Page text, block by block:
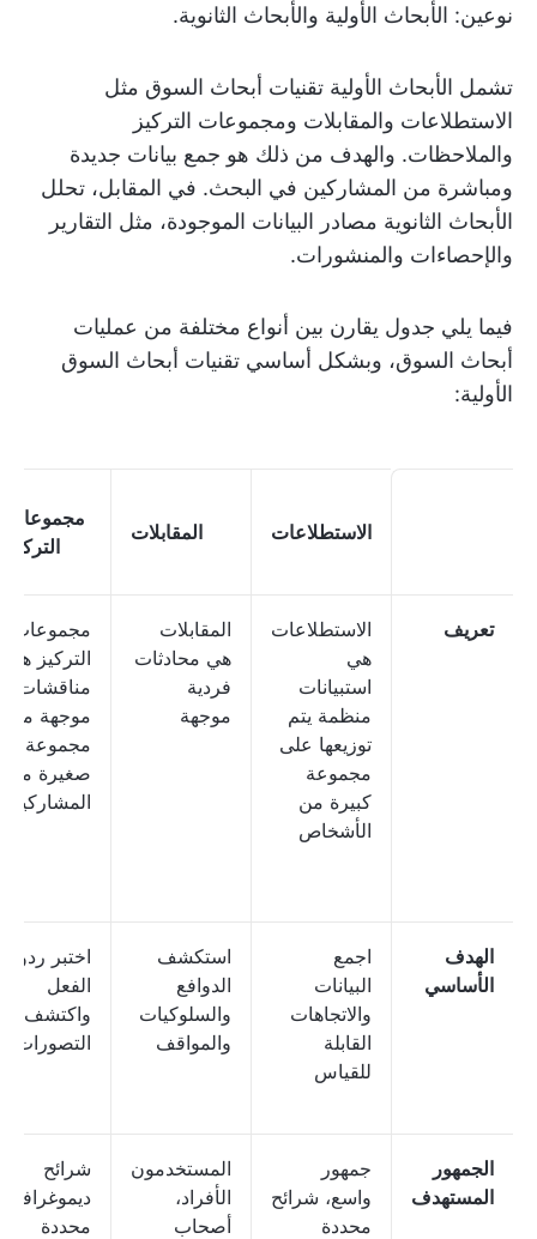
نوعين: الأبحاث الأولية والأبحاث الثانوية.
تشمل الأبحاث الأولية تقنيات أبحاث السوق مثل
الاستطلاعات والمقابلات ومجموعات التركيز
والملاحظات. والهدف من ذلك هو جمع بيانات جديدة
ومباشرة من المشاركين في البحث. في المقابل، تحلل
الأبحاث الثانوية مصادر البيانات الموجودة، مثل التقارير
والإحصاءات والمنشورات.
فيما يلي جدول يقارن بين أنواع مختلفة من عمليات
أبحاث السوق، وبشكل أساسي تقنيات أبحاث السوق
الأولية:
الاستطلاعات المقابلات
مجموعات
التركيز
تعريف
الاستطلاعات
هي
استبيانات
منظمة يتم
توزيعها على
مجموعة
كبيرة من
الأشخاص
المقابلات
هي محادثات
فردية
موجهة
مجموعات
التركيز هي
مناقشات
موجهة مع
مجموعة
صغيرة من
المشاركين
الهدف
الأساسي
اجمع
البيانات
والاتجاهات
القابلة
للقياس
استكشف
الدوافع
والسلوكيات
والمواقف
اختبر ردود
الفعل
واكتشف
التصورات
الجمهور
المستهدف
جمهور
واسع، شرائح
محددة
المستخدمون
الأفراد،
أصحاب
شرائح
ديموغرافية
محددة